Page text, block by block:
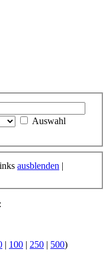
Auswahl
ausblenden |
:
| 100 | 250 | 500)